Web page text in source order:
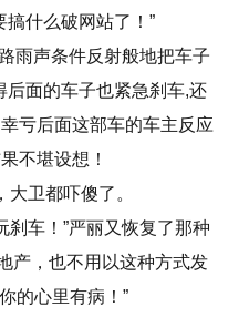
什么破网站了！”
雨声条件反射般地把车子
后面的车子也紧急刹车,还
亏后面这部车的车主反应
不堪设想！
卫都吓傻了。
刹车！”严丽又恢复了那种
产，也不用以这种方式发
的心里有病！”